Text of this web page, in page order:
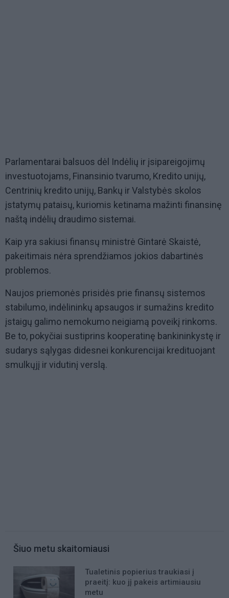
Parlamentarai balsuos dėl Indėlių ir įsipareigojimų
investuotojams, Finansinio tvarumo, Kredito unijų,
Centrinių kredito unijų, Bankų ir Valstybės skolos
įstatymų pataisų, kuriomis ketinama mažinti finansinę
naštą indėlių draudimo sistemai.
Kaip yra sakiusi finansų ministrė Gintarė Skaistė,
pakeitimais nėra sprendžiamos jokios dabartinės
problemos.
Naujos priemonės prisidės prie finansų sistemos
stabilumo, indėlininkų apsaugos ir sumažins kredito
įstaigų galimo nemokumo neigiamą poveikį rinkoms.
Be to, pokyčiai sustiprins kooperatinę bankininkystę ir
sudarys sąlygas didesnei konkurencijai kredituojant
smulkųjį ir vidutinį verslą.
Šiuo metu skaitomiausi
Tualetinis popierius traukiasi į
praeitį: kuo jį pakeis artimiausiu
metu